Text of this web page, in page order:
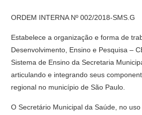
ORDEM INTERNA Nº 002/2018-SMS.G
Estabelece a organização e forma de
Desenvolvimento, Ensino e Pesquisa –
Sistema de Ensino da Secretaria
articulando e integrando seus
regional no município de São Paulo.
O Secretário Municipal da Saúde, no